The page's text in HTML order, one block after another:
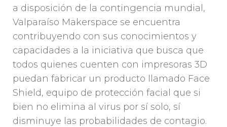
a disposición de la contingencia mundial,
Valparaíso Makerspace se encuentra
contribuyendo con sus conocimientos y
capacidades a la iniciativa que busca que
todos quienes cuenten con impresoras 3D
puedan fabricar un producto llamado Face
Shield, equipo de protección facial que si
bien no elimina al virus por sí solo, sí
disminuye las probabilidades de contagio.